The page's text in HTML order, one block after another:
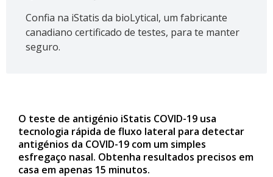
Confia na iStatis da bioLytical, um fabricante
canadiano certificado de testes, para te manter
seguro.
O teste de antigénio iStatis COVID-19 usa
tecnologia rápida de fluxo lateral para detectar
antigénios da COVID-19 com um simples
esfregaço nasal. Obtenha resultados precisos em
casa em apenas 15 minutos.